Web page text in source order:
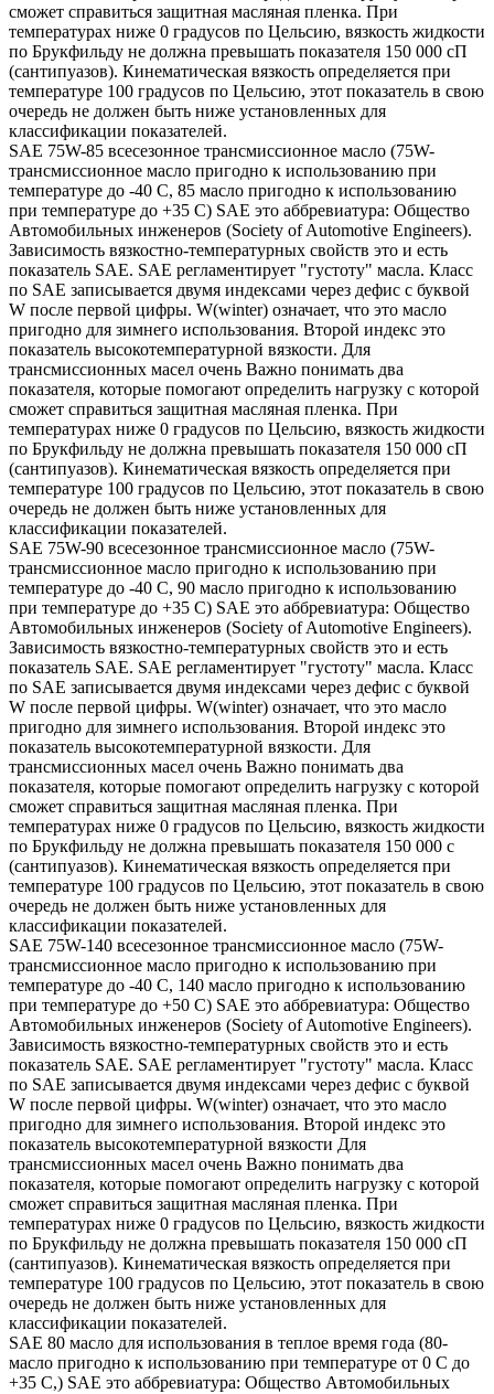
сможет справиться защитная масляная пленка. При
температурах ниже 0 градусов по Цельсию, вязкость жидкости
по Брукфильду не должна превышать показателя 150 000 сП
(сантипуазов). Кинематическая вязкость определяется при
температуре 100 градусов по Цельсию, этот показатель в свою
очередь не должен быть ниже установленных для
классификации показателей.
SAE 75W-85 всесезонное трансмиссионное масло (75W-
трансмиссионное масло пригодно к использованию при
температуре до -40 С, 85 масло пригодно к использованию
при температуре до +35 С) SAE это аббревиатура: Общество
Автомобильных инженеров (Society of Automotive Engineers).
Зависимость вязкостно-температурных свойств это и есть
показатель SAE. SAE регламентирует "густоту" масла. Класс
по SAE записывается двумя индексами через дефис с буквой
W после первой цифры. W(winter) означает, что это масло
пригодно для зимнего использования. Второй индекс это
показатель высокотемпературной вязкости. Для
трансмиссионных масел очень Важно понимать два
показателя, которые помогают определить нагрузку с которой
сможет справиться защитная масляная пленка. При
температурах ниже 0 градусов по Цельсию, вязкость жидкости
по Брукфильду не должна превышать показателя 150 000 сП
(сантипуазов). Кинематическая вязкость определяется при
температуре 100 градусов по Цельсию, этот показатель в свою
очередь не должен быть ниже установленных для
классификации показателей.
SAE 75W-90 всесезонное трансмиссионное масло (75W-
трансмиссионное масло пригодно к использованию при
температуре до -40 С, 90 масло пригодно к использованию
при температуре до +35 С) SAE это аббревиатура: Общество
Автомобильных инженеров (Society of Automotive Engineers).
Зависимость вязкостно-температурных свойств это и есть
показатель SAE. SAE регламентирует "густоту" масла. Класс
по SAE записывается двумя индексами через дефис с буквой
W после первой цифры. W(winter) означает, что это масло
пригодно для зимнего использования. Второй индекс это
показатель высокотемпературной вязкости. Для
трансмиссионных масел очень Важно понимать два
показателя, которые помогают определить нагрузку с которой
сможет справиться защитная масляная пленка. При
температурах ниже 0 градусов по Цельсию, вязкость жидкости
по Брукфильду не должна превышать показателя 150 000 с
(сантипуазов). Кинематическая вязкость определяется при
температуре 100 градусов по Цельсию, этот показатель в свою
очередь не должен быть ниже установленных для
классификации показателей.
SAE 75W-140 всесезонное трансмиссионное масло (75W-
трансмиссионное масло пригодно к использованию при
температуре до -40 С, 140 масло пригодно к использованию
при температуре до +50 С) SAE это аббревиатура: Общество
Автомобильных инженеров (Society of Automotive Engineers).
Зависимость вязкостно-температурных свойств это и есть
показатель SAE. SAE регламентирует "густоту" масла. Класс
по SAE записывается двумя индексами через дефис с буквой
W после первой цифры. W(winter) означает, что это масло
пригодно для зимнего использования. Второй индекс это
показатель высокотемпературной вязкости Для
трансмиссионных масел очень Важно понимать два
показателя, которые помогают определить нагрузку с которой
сможет справиться защитная масляная пленка. При
температурах ниже 0 градусов по Цельсию, вязкость жидкости
по Брукфильду не должна превышать показателя 150 000 сП
(сантипуазов). Кинематическая вязкость определяется при
температуре 100 градусов по Цельсию, этот показатель в свою
очередь не должен быть ниже установленных для
классификации показателей.
SAE 80 масло для использования в теплое время года (80-
масло пригодно к использованию при температуре от 0 С до
+35 С,) SAE это аббревиатура: Общество Автомобильных